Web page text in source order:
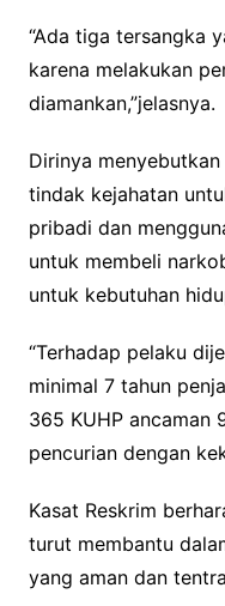
“Ada tiga tersangka
karena melakukan
diamankan,”jelasnya.
Dirinya
tindak kejahatan
pribadi dan
untuk membeli
untuk kebutuhan
“Terhadap pelaku
minimal 7 tahun
365 KUHP ancaman
pencurian dengan
Kasat Reskrim
turut membantu
yang aman dan